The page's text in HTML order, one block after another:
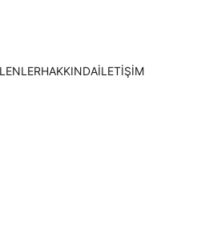
HAKKINDAİLETIŞIM